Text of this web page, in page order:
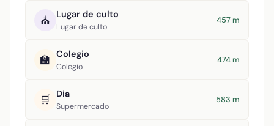
⛪ Lugar de culto
Lugar de culto
457 m
🏫 Colegio
Colegio
474 m
🛒 Dia
Supermercado
583 m